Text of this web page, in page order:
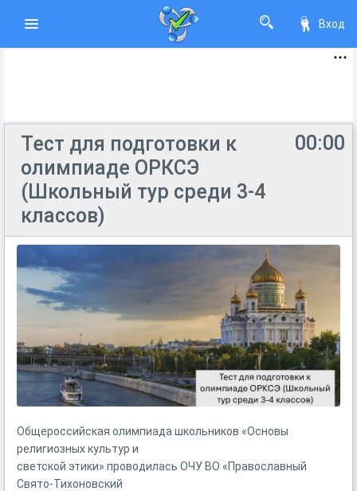
Вход
00:00
Тест для подготовки к
олимпиаде ОРКСЭ
(Школьный тур среди 3-4
классов)
Общероссийская олимпиада школьников «Основы
религиозных культур и
светской этики» проводилась ОЧУ ВО «Православный
Свято-Тихоновский